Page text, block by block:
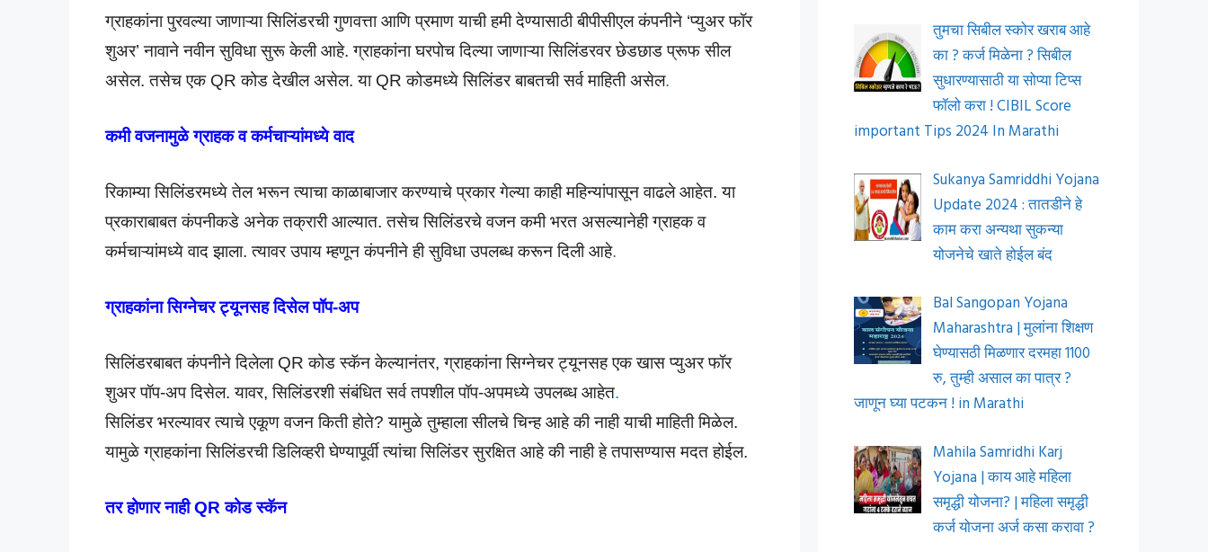
ग्राहकांना पुरवल्या जाणाऱ्या सिलिंडरची गुणवत्ता आणि प्रमाण याची हमी देण्यासाठी बीपीसीएल कंपनीने ‘प्युअर फॉर
शुअर’ नावाने नवीन सुविधा सुरू केली आहे. ग्राहकांना घरपोच दिल्या जाणाऱ्या सिलिंडरवर छेडछाड प्रूफ सील
असेल. तसेच एक QR कोड देखील असेल. या QR कोडमध्ये सिलिंडर बाबतची सर्व माहिती असेल.
कमी वजनामुळे ग्राहक व कर्मचाऱ्यांमध्ये वाद
रिकाम्या सिलिंडरमध्ये तेल भरून त्याचा काळाबाजार करण्याचे प्रकार गेल्या काही महिन्यांपासून वाढले आहेत. या
प्रकाराबाबत कंपनीकडे अनेक तक्रारी आल्यात. तसेच सिलिंडरचे वजन कमी भरत असल्यानेही ग्राहक व
कर्मचाऱ्यांमध्ये वाद झाला. त्यावर उपाय म्हणून कंपनीने ही सुविधा उपलब्ध करून दिली आहे.
ग्राहकांना सिग्नेचर ट्यूनसह दिसेल पॉप-अप
सिलिंडरबाबत कंपनीने दिलेला QR कोड स्कॅन केल्यानंतर, ग्राहकांना सिग्नेचर ट्यूनसह एक खास प्युअर फॉर
शुअर पॉप-अप दिसेल. यावर, सिलिंडरशी संबंधित सर्व तपशील पॉप-अपमध्ये उपलब्ध आहेत.
सिलिंडर भरल्यावर त्याचे एकूण वजन किती होते? यामुळे तुम्हाला सीलचे चिन्ह आहे की नाही याची माहिती मिळेल.
यामुळे ग्राहकांना सिलिंडरची डिलिव्हरी घेण्यापूर्वी त्यांचा सिलिंडर सुरक्षित आहे की नाही हे तपासण्यास मदत होईल.
तर होणार नाही QR कोड स्कॅन
तुमचा सिबील स्कोर खराब आहे
का ? कर्ज मिळेना ? सिबील
सुधारण्यासाठी या सोप्या टिप्स
फॉलो करा ! CIBIL Score
important Tips 2024 In Marathi
Sukanya Samriddhi Yojana
Update 2024 : तातडीने हे
काम करा अन्यथा सुकन्या
योजनेचे खाते होईल बंद
Bal Sangopan Yojana
Maharashtra | मुलांना शिक्षण
घेण्यासठी मिळणार दरमहा 1100
रु, तुम्ही असाल का पात्र ?
जाणून घ्या पटकन ! in Marathi
Mahila Samridhi Karj
Yojana | काय आहे महिला
समृद्धी योजना? | महिला समृद्धी
कर्ज योजना अर्ज कसा करावा ?